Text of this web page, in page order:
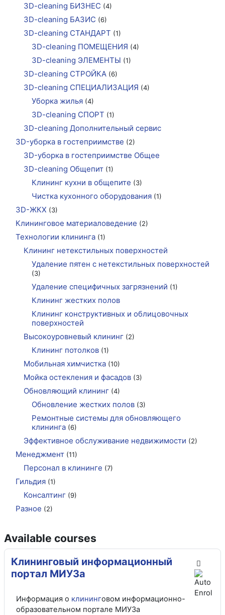
3D-cleaning БИЗНЕС (4)
3D-cleaning БАЗИС (6)
3D-cleaning СТАНДАРТ (1)
3D-cleaning ПОМЕЩЕНИЯ (4)
3D-cleaning ЭЛЕМЕНТЫ (1)
3D-cleaning СТРОЙКА (6)
3D-cleaning СПЕЦИАЛИЗАЦИЯ (4)
Уборка жилья (4)
3D-cleaning СПОРТ (1)
3D-cleaning Дополнительный сервис
3D-уборка в гостеприимстве (2)
3D-уборка в гостеприимстве Общее
3D-cleaning Общепит (1)
Клининг кухни в общепите (3)
Чистка кухонного оборудования (1)
3D-ЖКХ (3)
Клининговое материаловедение (2)
Технологии клининга (1)
Клининг нетекстильных поверхностей
Удаление пятен с нетекстильных поверхностей
(3)
Удаление специфичных загрязнений (1)
Клининг жестких полов
Клининг конструктивных и облицовочных
поверхностей
Высокоуровневый клининг (2)
Клининг потолков (1)
Мобильная химчистка (10)
Мойка остекления и фасадов (3)
Обновляющий клининг (4)
Обновление жестких полов (3)
Ремонтные системы для обновляющего
клининга (6)
Эффективное обслуживание недвижимости (2)
Менеджмент (11)
Персонал в клининге (7)
Гильдия (1)
Консалтинг (9)
Разное (2)
Available courses
Клининговый информационный
портал МИУЗа
Информация о клининговом информационно-
образовательном портале МИУЗа